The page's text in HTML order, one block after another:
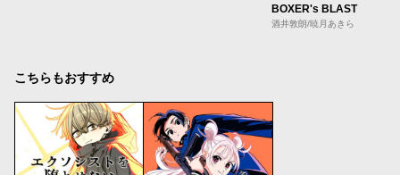
BOXER's BLAST
酒井敦朗/暁月あきら
こちらもおすすめ